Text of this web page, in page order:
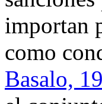
importan
como
Basalo,